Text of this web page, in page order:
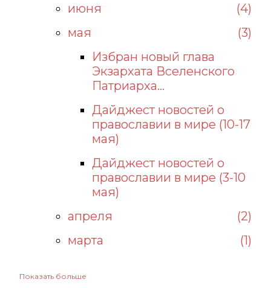
июня
4
мая
3
Избран новый глава
Экзархата Вселенского
Патриарха...
Дайджест новостей о
православии в мире (10-17
мая)
Дайджест новостей о
православии в мире (3-10
мая)
апреля
2
марта
1
2025
Показать больше